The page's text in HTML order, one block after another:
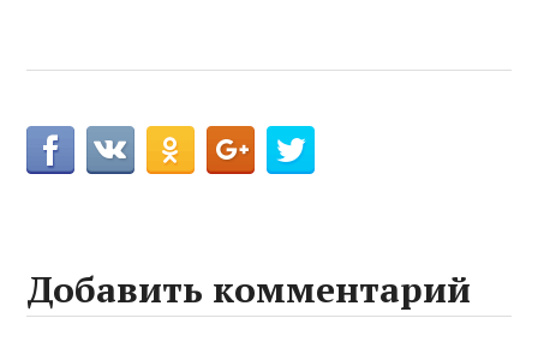
Добавить комментарий